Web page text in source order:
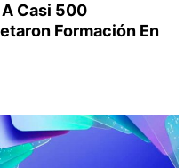
Casi 500
Formación En